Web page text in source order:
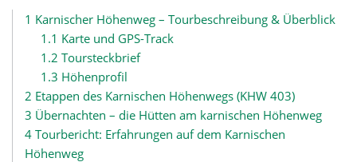
1 Karnischer Höhenweg – Tourbeschreibung & Überblick
1.1 Karte und GPS-Track
1.2 Toursteckbrief
1.3 Höhenprofil
2 Etappen des Karnischen Höhenwegs (KHW 403)
3 Übernachten – die Hütten am karnischen Höhenweg
4 Tourbericht: Erfahrungen auf dem Karnischen
Höhenweg